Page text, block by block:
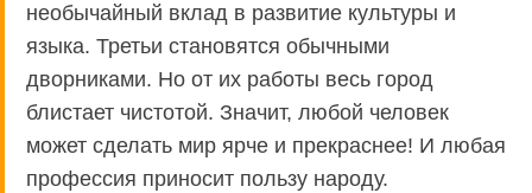
необычайный вклад в развитие культуры и
языка. Третьи становятся обычными
дворниками. Но от их работы весь город
блистает чистотой. Значит, любой человек
может сделать мир ярче и прекраснее! И любая
профессия приносит пользу народу.